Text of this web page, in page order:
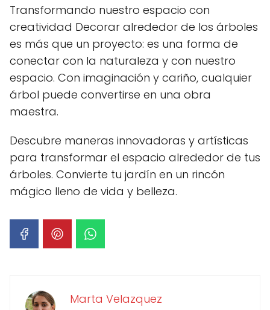
Transformando nuestro espacio con
creatividad Decorar alrededor de los árboles
es más que un proyecto: es una forma de
conectar con la naturaleza y con nuestro
espacio. Con imaginación y cariño, cualquier
árbol puede convertirse en una obra
maestra.
Descubre maneras innovadoras y artísticas
para transformar el espacio alrededor de tus
árboles. Convierte tu jardín en un rincón
mágico lleno de vida y belleza.
Marta Velazquez